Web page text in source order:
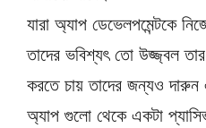
যারা অ্যাপ ডেভেলপমেন্টকে
তাদের ভবিশ্যৎ তো উজ্জ্বল
করতে চায় তাদের জন্যও
অ্যাপ গুলো থেকে একটা